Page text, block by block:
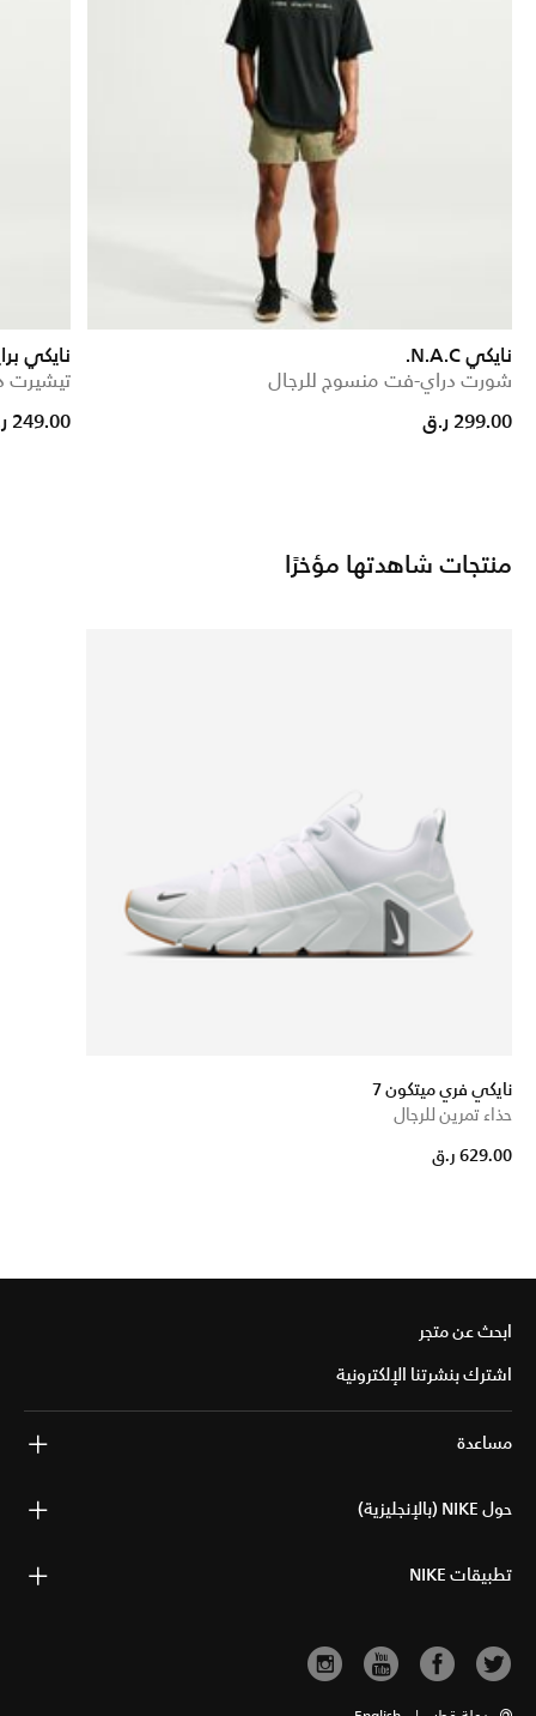
نايكي N.A.C.
شورت دراي-فت منسوج للرجال
299.00 ر.ق
نايكي
تيشيرت
249.00 ر.ق
منتجات شاهدتها مؤخرًا
نايكي فري ميتكون 7
حذاء تمرين للرجال
629.00 ر.ق
ابحث عن متجر
اشترك بنشرتنا الإلكترونية
مساعدة
حول NIKE (بالإنجليزية)
تطبيقات NIKE